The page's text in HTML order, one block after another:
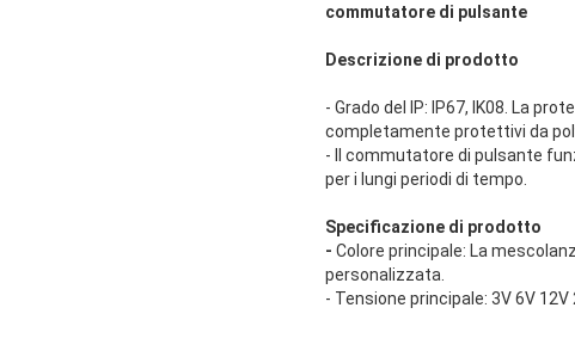
commutatore di pulsante
Descrizione di prodotto
- Grado del IP: IP67, IK08. La
completamente protettivi da
- Il commutatore di pulsante
per i lungi periodi di tempo.
Specificazione di prodotto
- Colore principale: La
personalizzata.
- Tensione principale: 3V 6V